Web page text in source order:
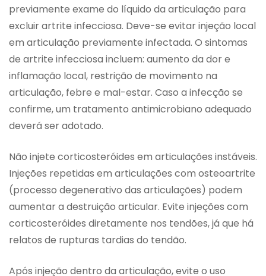
previamente exame do líquido da articulação para
excluir artrite infecciosa. Deve-se evitar injeção local
em articulação previamente infectada. O sintomas
de artrite infecciosa incluem: aumento da dor e
inflamação local, restrição de movimento na
articulação, febre e mal-estar. Caso a infecção se
confirme, um tratamento antimicrobiano adequado
deverá ser adotado.
Não injete corticosteróides em articulações instáveis.
Injeções repetidas em articulações com osteoartrite
(processo degenerativo das articulações) podem
aumentar a destruição articular. Evite injeções com
corticosteróides diretamente nos tendões, já que há
relatos de rupturas tardias do tendão.
Após injeção dentro da articulação, evite o uso